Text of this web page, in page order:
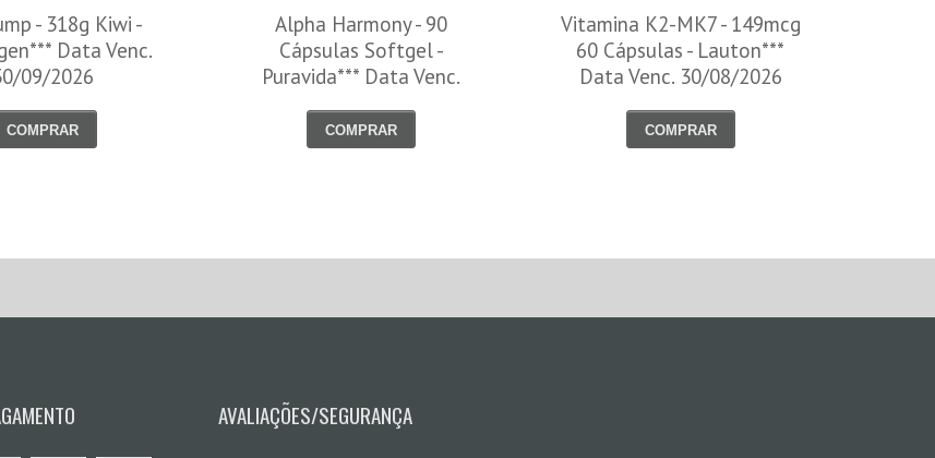
- 318g Kiwi -
Data Venc.
09/2026
COMPRAR
Alpha Harmony - 90
Cápsulas Softgel -
Puravida*** Data Venc.
COMPRAR
Vitamina K2-MK7 - 149mcg
60 Cápsulas - Lauton***
Data Venc. 30/08/2026
COMPRAR
AVALIAÇÕES/SEGURANÇA